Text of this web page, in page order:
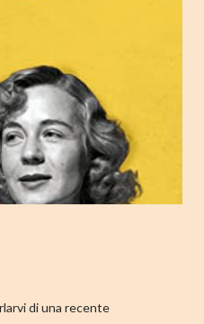
di fronte a casa. Sua
origini cinesi, li ha abbandonati
circostanze misteriose, dopo
di una recente